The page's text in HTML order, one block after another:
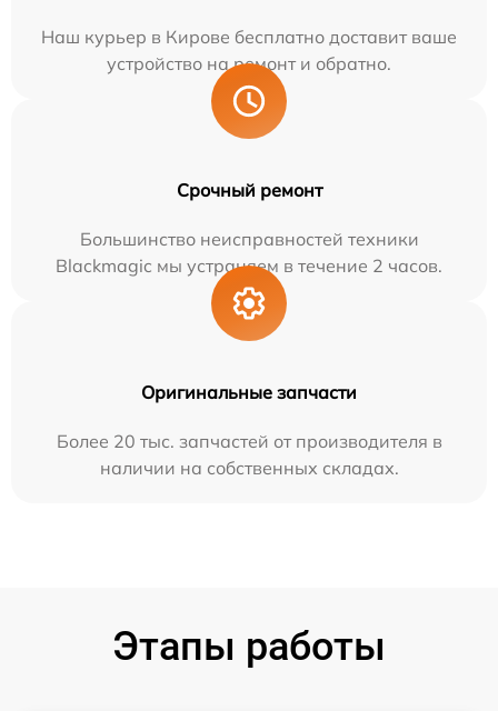
Наш курьер в Кирове бесплатно доставит ваше
устройство на ремонт и обратно.
Срочный ремонт
Большинство неисправностей техники
Blackmagic мы устраняем в течение 2 часов.
Оригинальные запчасти
Более 20 тыс. запчастей от производителя в
наличии на собственных складах.
Этапы работы